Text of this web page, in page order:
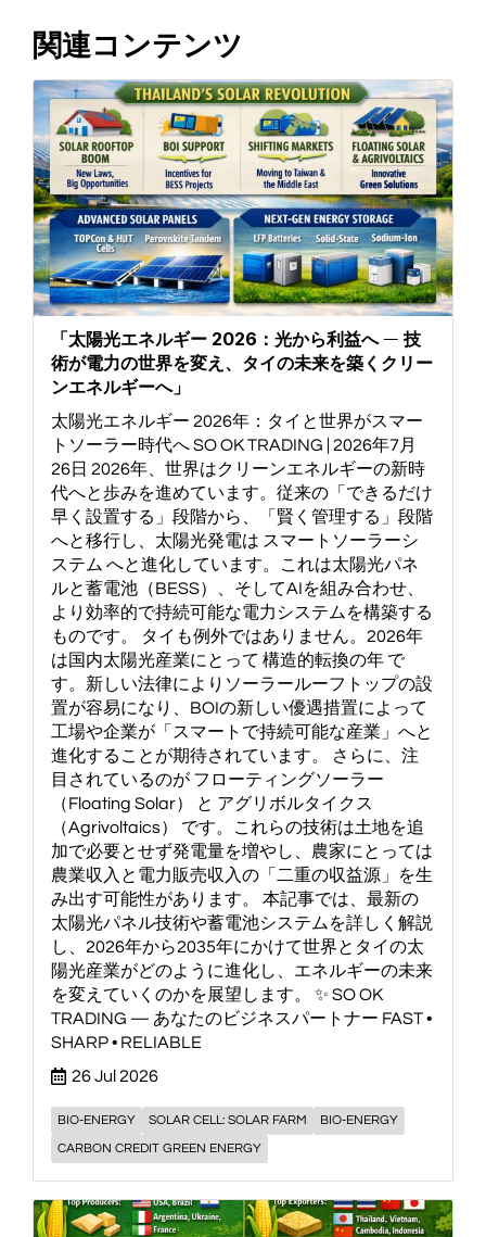
関連コンテンツ
「太陽光エネルギー 2026：光から利益へ ― 技
術が電力の世界を変え、タイの未来を築くクリー
ンエネルギーへ」
太陽光エネルギー 2026年：タイと世界がスマー
トソーラー時代へ SO OK TRADING | 2026年7月
26日 2026年、世界はクリーンエネルギーの新時
代へと歩みを進めています。従来の「できるだけ
早く設置する」段階から、「賢く管理する」段階
へと移行し、太陽光発電は スマートソーラーシ
ステム へと進化しています。これは太陽光パネ
ルと蓄電池（BESS）、そしてAIを組み合わせ、
より効率的で持続可能な電力システムを構築する
ものです。 タイも例外ではありません。2026年
は国内太陽光産業にとって 構造的転換の年 で
す。新しい法律によりソーラールーフトップの設
置が容易になり、BOIの新しい優遇措置によって
工場や企業が「スマートで持続可能な産業」へと
進化することが期待されています。 さらに、注
目されているのが フローティングソーラー
（Floating Solar） と アグリボルタイクス
（Agrivoltaics） です。これらの技術は土地を追
加で必要とせず発電量を増やし、農家にとっては
農業収入と電力販売収入の「二重の収益源」を生
み出す可能性があります。 本記事では、最新の
太陽光パネル技術や蓄電池システムを詳しく解説
し、2026年から2035年にかけて世界とタイの太
陽光産業がどのように進化し、エネルギーの未来
を変えていくのかを展望します。 ✨ SO OK
TRADING — あなたのビジネスパートナー FAST •
SHARP • RELIABLE
26 Jul 2026
BIO-ENERGY SOLAR CELL: SOLAR FARM
BIO-ENERGY
CARBON CREDIT GREEN ENERGY